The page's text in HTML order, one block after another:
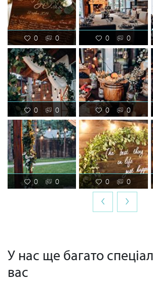
0 0 0 0
0 0 0 0
0 0 0 0
‹ ›
У нас ще багато
вас